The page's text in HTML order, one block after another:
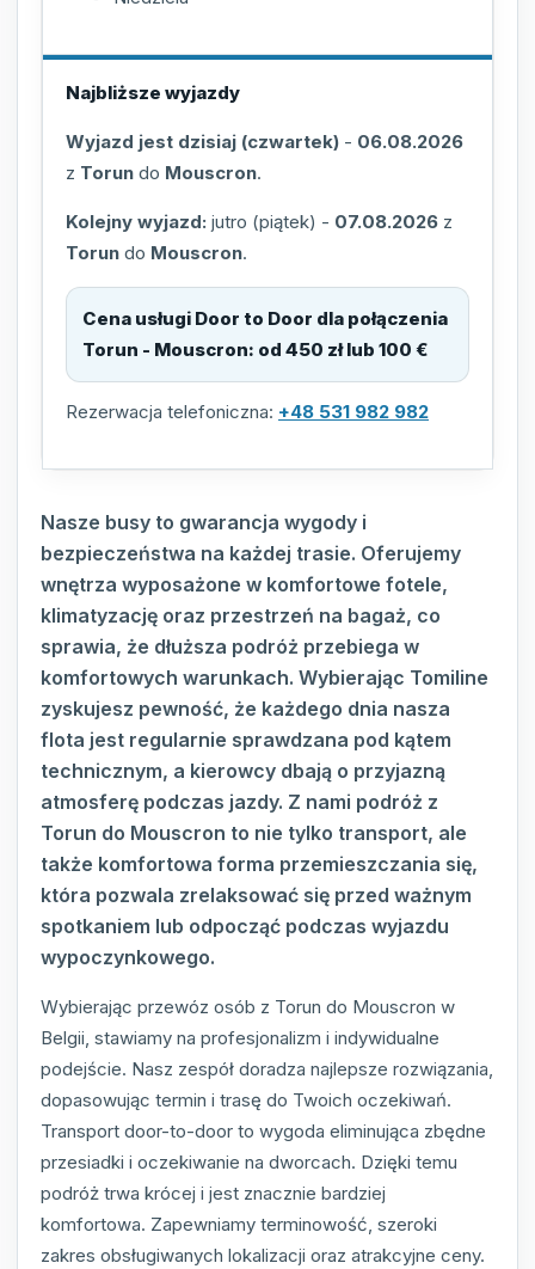
Najbliższe wyjazdy
Wyjazd jest dzisiaj (czwartek) - 06.08.2026
z Torun do Mouscron.
Kolejny wyjazd: jutro (piątek) - 07.08.2026 z
Torun do Mouscron.
Cena usługi Door to Door dla połączenia
Torun - Mouscron: od 450 zł lub 100 €
Rezerwacja telefoniczna: +48 531 982 982
Nasze busy to gwarancja wygody i
bezpieczeństwa na każdej trasie. Oferujemy
wnętrza wyposażone w komfortowe fotele,
klimatyzację oraz przestrzeń na bagaż, co
sprawia, że dłuższa podróż przebiega w
komfortowych warunkach. Wybierając Tomiline
zyskujesz pewność, że każdego dnia nasza
flota jest regularnie sprawdzana pod kątem
technicznym, a kierowcy dbają o przyjazną
atmosferę podczas jazdy. Z nami podróż z
Torun do Mouscron to nie tylko transport, ale
także komfortowa forma przemieszczania się,
która pozwala zrelaksować się przed ważnym
spotkaniem lub odpocząć podczas wyjazdu
wypoczynkowego.
Wybierając przewóz osób z Torun do Mouscron w
Belgii, stawiamy na profesjonalizm i indywidualne
podejście. Nasz zespół doradza najlepsze rozwiązania,
dopasowując termin i trasę do Twoich oczekiwań.
Transport door-to-door to wygoda eliminująca zbędne
przesiadki i oczekiwanie na dworcach. Dzięki temu
podróż trwa krócej i jest znacznie bardziej
komfortowa. Zapewniamy terminowość, szeroki
zakres obsługiwanych lokalizacji oraz atrakcyjne ceny.